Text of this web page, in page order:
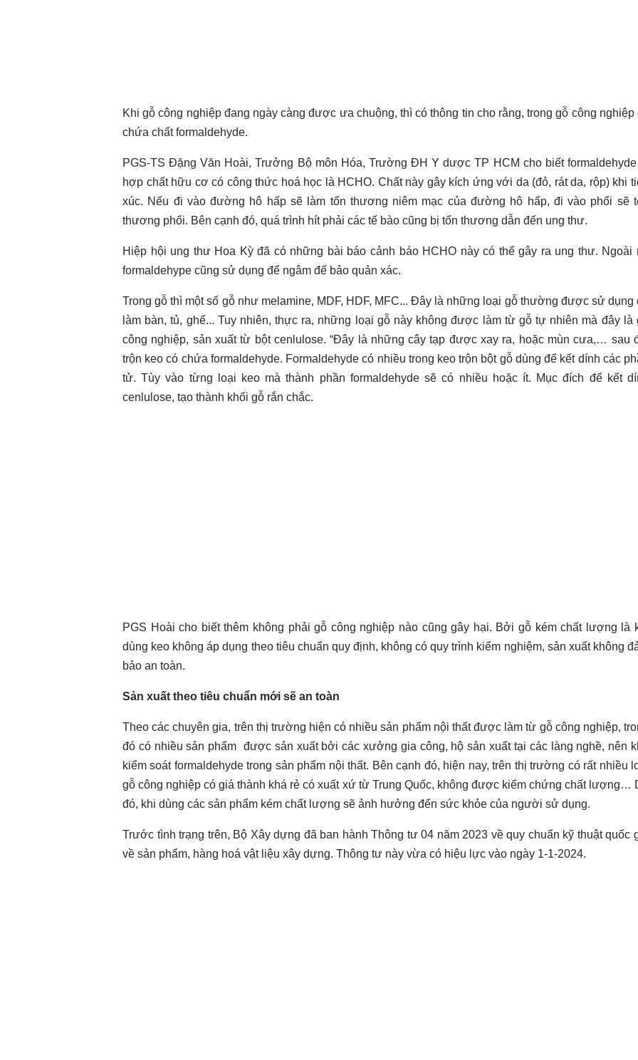
Khi gỗ công nghiệp đang ngày càng được ưa chuộng, thì có thông tin cho rằng, trong gỗ công nghiệp
chứa chất formaldehyde.
PGS-TS Đặng Văn Hoài, Trưởng Bộ môn Hóa, Trường ĐH Y dược TP HCM cho biết
hợp chất hữu cơ có công thức hoá học là HCHO. Chất này gây kích ứng với da (đỏ, rát da, rộp) khi
xúc. Nếu đi vào đường hô hấp sẽ làm tổn thương niêm mạc của đường hô hấp, đi vào phổi sẽ
thương phổi. Bên cạnh đó, quá trình hít phải các tế bào cũng bị tổn thương dẫn đến ung thư.
Hiệp hội ung thư Hoa Kỳ đã có những bài báo cảnh báo HCHO này có thể gây ra ung thư. Ngoài
formaldehype cũng sử dụng để ngâm để bảo quản xác.
Trong gỗ thì một số gỗ như melamine, MDF, HDF, MFC... Đây là những loại gỗ thường được sử dụng
làm bàn, tủ, ghế... Tuy nhiên, thực ra, những loại gỗ này không được làm từ gỗ tự nhiên mà đây là
công nghiệp, sản xuất từ bột cenlulose. “Đây là những cây tạp được xay ra, hoặc mùn cưa,… sau
trộn keo có chứa formaldehyde. Formaldehyde có nhiều trong keo trộn bột gỗ dùng để kết dính các
tử. Tùy vào từng loại keo mà thành phần formaldehyde sẽ có nhiều hoặc ít. Mục đích để kết
cenlulose, tạo thành khối gỗ rắn chắc.
PGS Hoài cho biết thêm không phải gỗ công nghiệp nào cũng gây hại. Bởi gỗ kém chất lượng là
dùng keo không áp dụng theo tiêu chuẩn quy định, không có quy trình kiểm nghiệm, sản xuất không
bảo an toàn.
Sản xuất theo tiêu chuẩn mới sẽ an toàn
Theo các chuyên gia, trên thị trường hiện có nhiều sản phẩm nội thất được làm từ gỗ công nghiệp,
đó có nhiều sản phẩm được sản xuất bởi các xưởng gia công, hộ sản xuất tại các làng nghề, nên
kiểm soát formaldehyde trong sản phẩm nội thất. Bên cạnh đó, hiện nay, trên thị trường có rất nhiều
gỗ công nghiệp có giá thành khá rẻ có xuất xứ từ Trung Quốc, không được kiểm chứng chất lượng…
đó, khi dùng các sản phẩm kém chất lượng sẽ ảnh hưởng đến sức khỏe của người sử dụng.
Trước tình trạng trên, Bộ Xây dựng đã ban hành Thông tư 04 năm 2023 về quy chuẩn kỹ thuật quốc
về sản phẩm, hàng hoá vật liệu xây dựng. Thông tư này vừa có hiệu lực vào ngày 1-1-2024.